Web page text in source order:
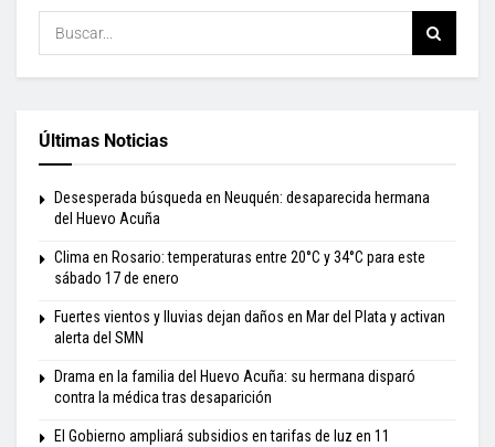
Últimas Noticias
Desesperada búsqueda en Neuquén: desaparecida hermana
del Huevo Acuña
Clima en Rosario: temperaturas entre 20°C y 34°C para este
sábado 17 de enero
Fuertes vientos y lluvias dejan daños en Mar del Plata y activan
alerta del SMN
Drama en la familia del Huevo Acuña: su hermana disparó
contra la médica tras desaparición
El Gobierno ampliará subsidios en tarifas de luz en 11